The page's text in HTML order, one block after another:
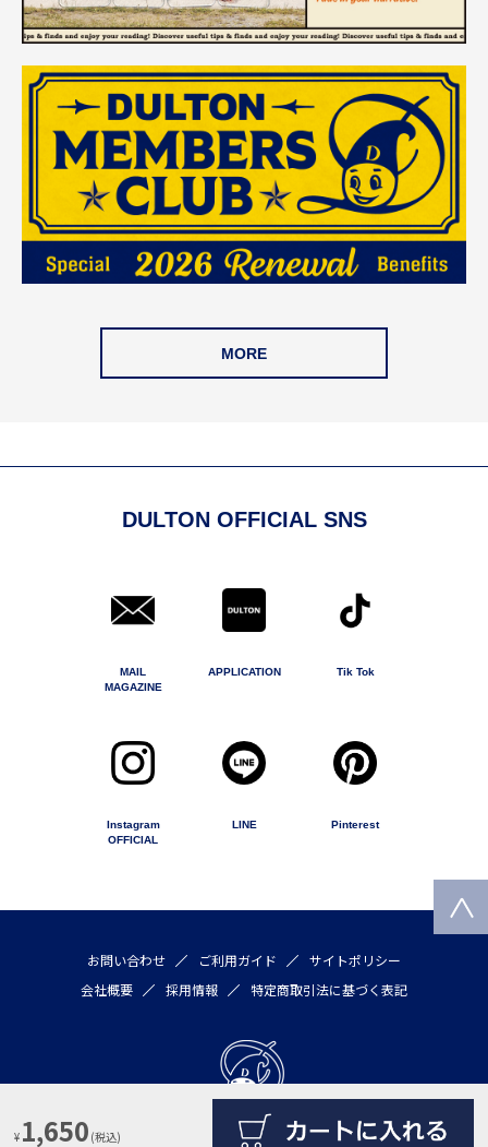
¥ 1,650 (税込)
MORE
DULTON OFFICIAL SNS
MAIL
MAGAZINE
APPLICATION Tik Tok
Instagram
OFFICIAL
LINE Pinterest
お問い合わせ ご利用ガイド
サイトポリシー
会社概要
採用情報 特定商取引法に基づく表記
Copyright © 2020 by DULTON COMPANY LIMITED All rights reserved